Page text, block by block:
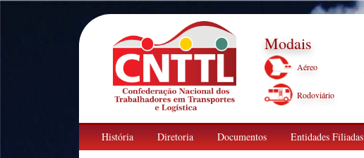
Modais
Aéreo
Rodoviário
História Diretoria Documentos Entidades Filiadas